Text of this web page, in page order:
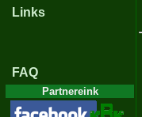
Links
FAQ
Partnereink